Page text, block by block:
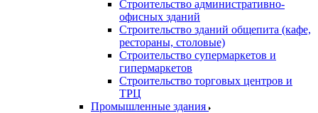
Строительство административно-
офисных зданий
Строительство зданий общепита (кафе,
рестораны, столовые)
Строительство супермаркетов и
гипермаркетов
Строительство торговых центров и
ТРЦ
Промышленные здания